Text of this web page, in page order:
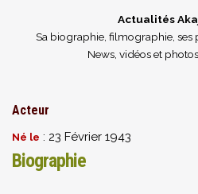
Actualités
Sa biographie, filmographie, ses
News, vidéos et
Acteur
Né le : 23 Février 1943
Biographie